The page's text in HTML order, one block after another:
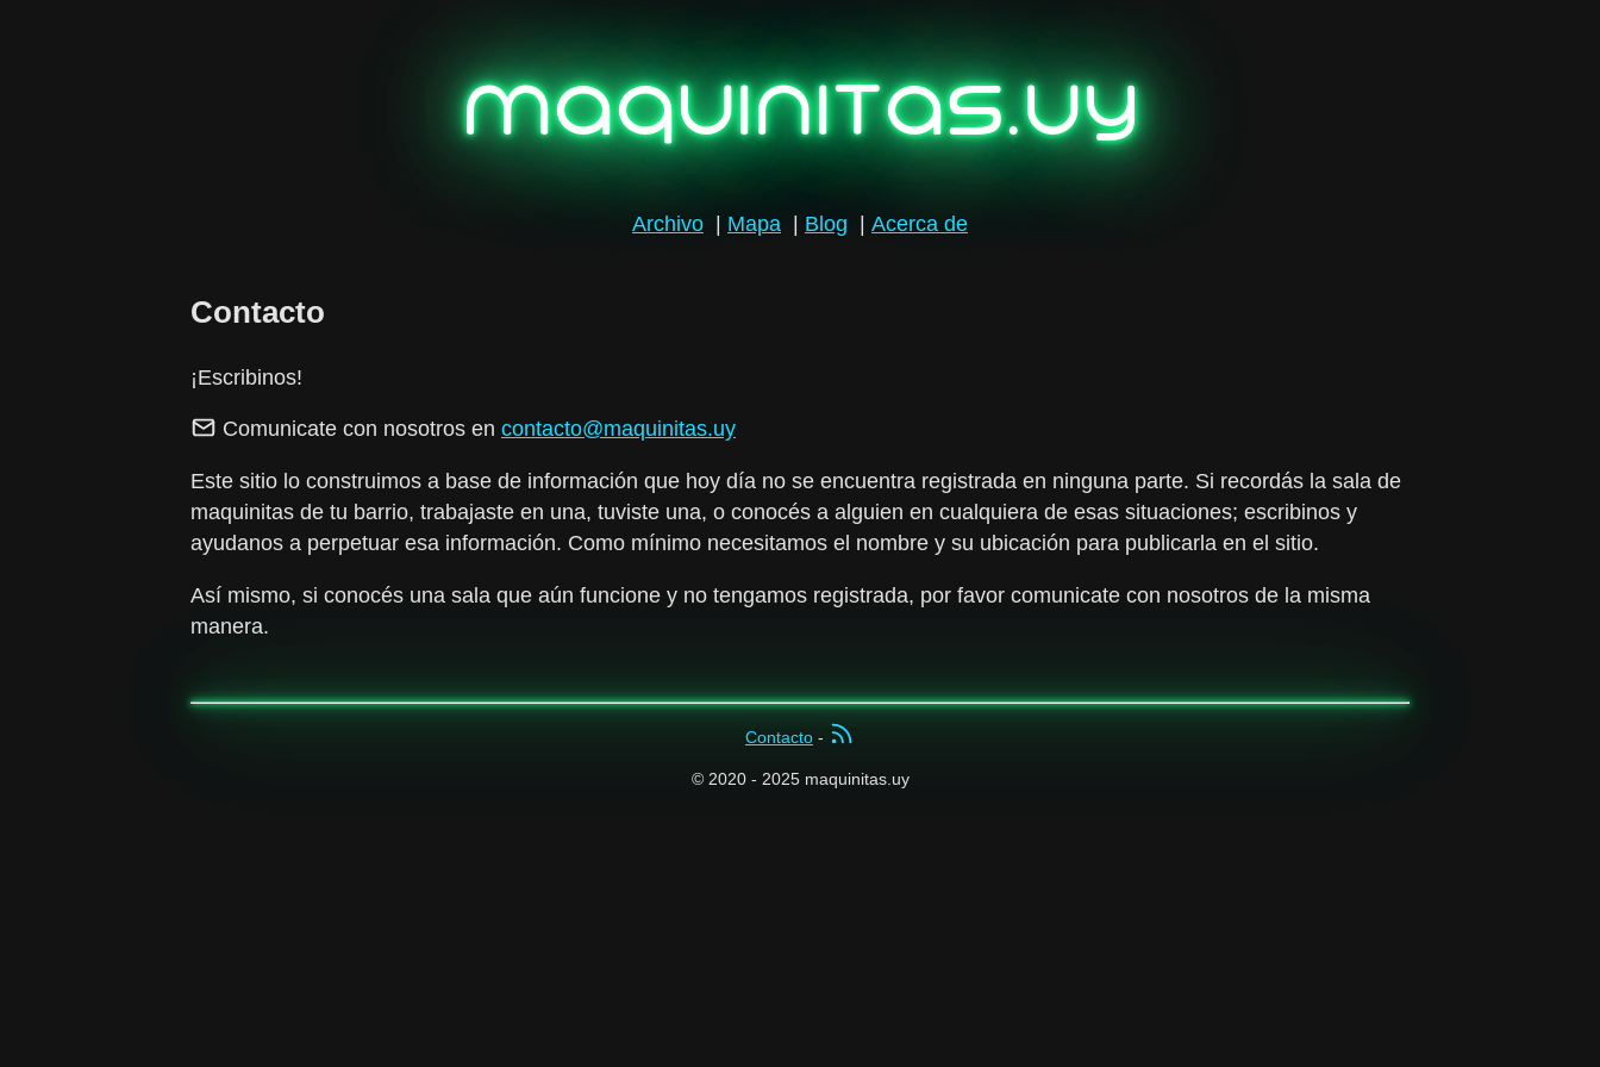
maquinitas.uy
Archivo Mapa Blog Acerca de
Contacto
¡Escribinos!
Comunicate con nosotros en contacto@maquinitas.uy
Este sitio lo construimos a base de información que hoy día no se encuentra registrada en ninguna parte. Si recordás la sala de
maquinitas de tu barrio, trabajaste en una, tuviste una, o conocés a alguien en cualquiera de esas situaciones; escribinos y
ayudanos a perpetuar esa información. Como mínimo necesitamos el nombre y su ubicación para publicarla en el sitio.
Así mismo, si conocés una sala que aún funcione y no tengamos registrada, por favor comunicate con nosotros de la misma
manera.
Contacto -
© 2020 - 2025 maquinitas.uy